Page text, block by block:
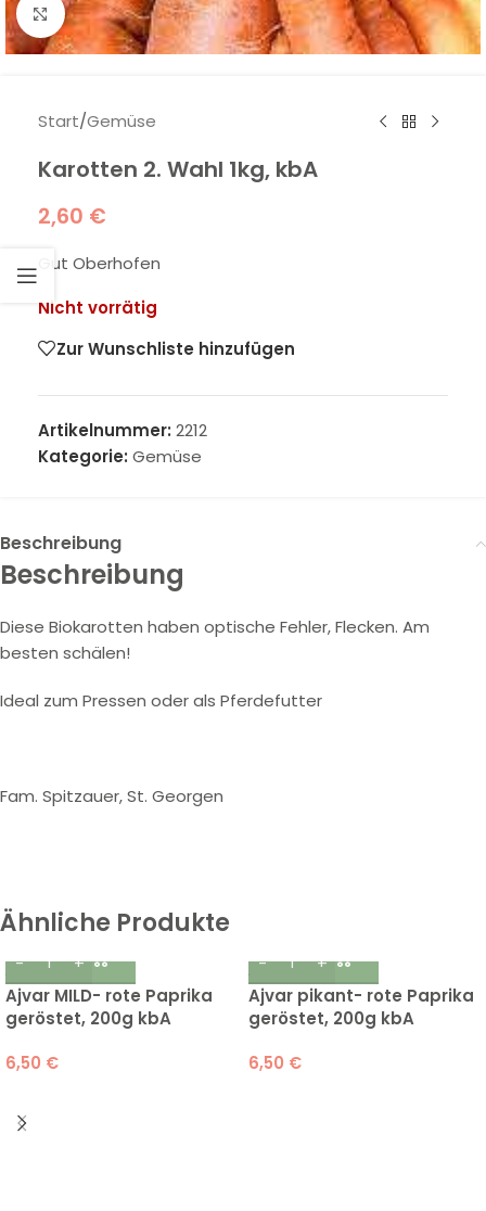
Klick zum Vergrößern
Start/Gemüse
Karotten 2. Wahl 1kg, kbA
2,60 €
Gut Oberhofen
Nicht vorrätig
Zur Wunschliste hinzufügen
Artikelnummer: 2212
Kategorie: Gemüse
Beschreibung
Beschreibung
Diese Biokarotten haben optische Fehler, Flecken. Am
besten schälen!
Ideal zum Pressen oder als Pferdefutter
Fam. Spitzauer, St. Georgen
Ähnliche Produkte
Ajvar MILD- rote Paprika
geröstet, 200g kbA
6,50 €
Ajvar pikant- rote Paprika
geröstet, 200g kbA
6,50 €